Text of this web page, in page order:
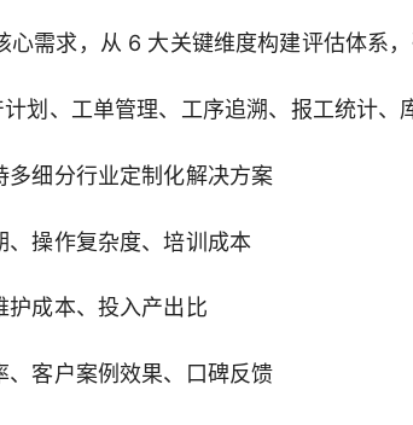
需求，从 6 大关键维度构建评估体系，
计划、工单管理、工序追溯、报工统计、
多细分行业定制化解决方案
、操作复杂度、培训成本
护成本、投入产出比
、客户案例效果、口碑反馈